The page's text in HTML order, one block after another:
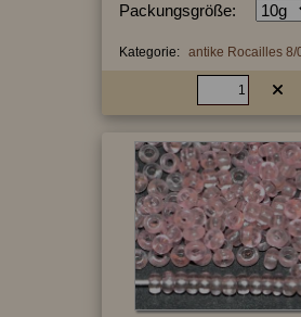
Packungsgröße:
Kategorie: antike Rocailles 8/